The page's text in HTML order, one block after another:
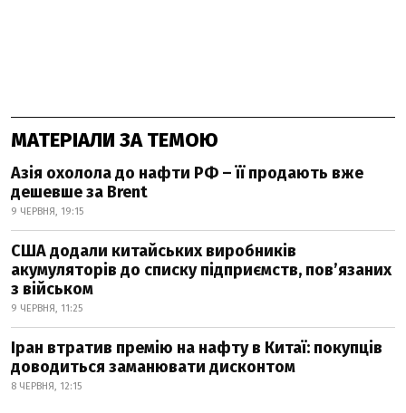
МАТЕРІАЛИ ЗА ТЕМОЮ
Азія охолола до нафти РФ – її продають вже
дешевше за Brent
9 ЧЕРВНЯ, 19:15
США додали китайських виробників
акумуляторів до списку підприємств, пов’язаних
з військом
9 ЧЕРВНЯ, 11:25
Іран втратив премію на нафту в Китаї: покупців
доводиться заманювати дисконтом
8 ЧЕРВНЯ, 12:15